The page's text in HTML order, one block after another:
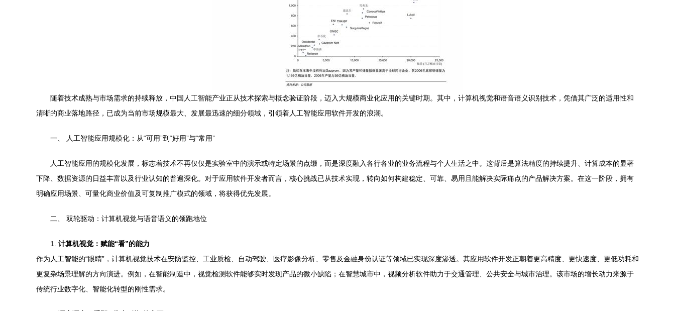
随着技术成熟与市场需求的持续释放，中国人工智能产业正从技术探索与概念验证阶段，迈入大规模商业化应用的关键时期。其中，计算机视觉和语音语义识别技术，凭借其广泛的适用性和
清晰的商业落地路径，已成为当前市场规模最大、发展最迅速的细分领域，引领着人工智能应用软件开发的浪潮。
一、 人工智能应用规模化：从“可用”到“好用”与“常用”
人工智能应用的规模化发展，标志着技术不再仅仅是实验室中的演示或特定场景的点缀，而是深度融入各行各业的业务流程与个人生活之中。这背后是算法精度的持续提升、计算成本的显著
下降、数据资源的日益丰富以及行业认知的普遍深化。对于应用软件开发者而言，核心挑战已从技术实现，转向如何构建稳定、可靠、易用且能解决实际痛点的产品解决方案。在这一阶段，拥有
明确应用场景、可量化商业价值及可复制推广模式的领域，将获得优先发展。
二、 双轮驱动：计算机视觉与语音语义的领跑地位
1. 计算机视觉：赋能“看”的能力
作为人工智能的“眼睛”，计算机视觉技术在安防监控、工业质检、自动驾驶、医疗影像分析、零售及金融身份认证等领域已实现深度渗透。其应用软件开发正朝着更高精度、更快速度、更低功耗和
更复杂场景理解的方向演进。例如，在智能制造中，视觉检测软件能够实时发现产品的微小缺陷；在智慧城市中，视频分析软件助力于交通管理、公共安全与城市治理。该市场的增长动力来源于
传统行业数字化、智能化转型的刚性需求。